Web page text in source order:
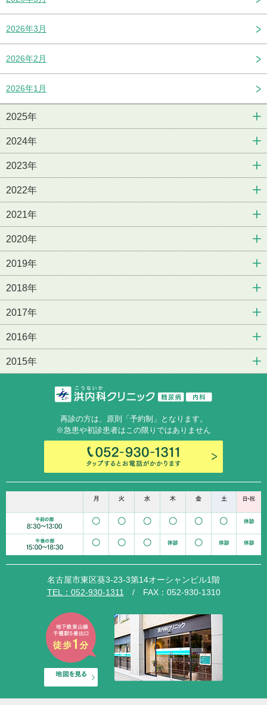
2026年3月
2026年2月
2026年1月
2025年
2024年
2023年
2022年
2021年
2020年
2019年
2018年
2017年
2016年
2015年
再診の方は、原則「予約制」となります。
※急患や初診患者はこの限りではありません
名古屋市東区葵3-23-3第14オーシャンビル1階
TEL：052-930-1311
/ FAX：052-930-1310